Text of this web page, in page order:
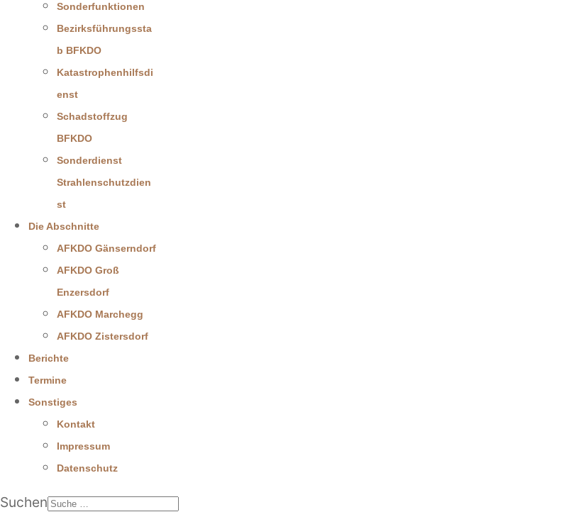
Sonderfunktionen
Bezirksführungssta
b BFKDO
Katastrophenhilfsdi
enst
Schadstoffzug
BFKDO
Sonderdienst
Strahlenschutzdien
st
Die Abschnitte
AFKDO Gänserndorf
AFKDO Groß
Enzersdorf
AFKDO Marchegg
AFKDO Zistersdorf
Berichte
Termine
Sonstiges
Kontakt
Impressum
Datenschutz
Suchen